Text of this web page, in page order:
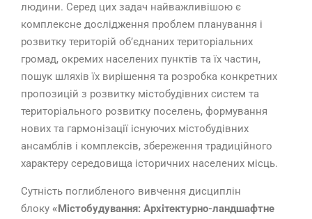
людини. Серед цих задач найважливішою є
комплексне дослідження проблем планування і
розвитку територій об’єднаних територіальних
громад, окремих населених пунктів та їх частин,
пошук шляхів їх вирішення та розробка конкретних
пропозицій з розвитку містобудівних систем та
територіального розвитку поселень, формування
нових та гармонізації існуючих містобудівних
ансамблів і комплексів, збереження традиційного
характеру середовища історичних населених місць.
Сутність поглибленого вивчення дисциплін
блоку «Містобудування: Архітектурно-ландшафтне